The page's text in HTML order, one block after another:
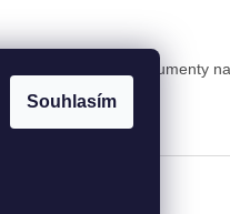
Souhlasím
Dokumenty